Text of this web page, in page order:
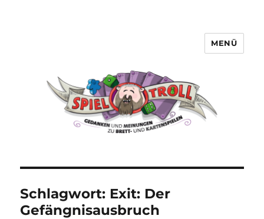
MENÜ
Schlagwort: Exit: Der
Gefängnisausbruch